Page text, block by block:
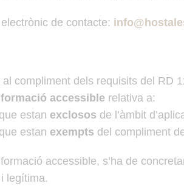
de contacte:
al compliment dels requisits del RD
accessible relativa a:
estan exclosos de l’àmbit
estan exempts del compliment
accessible, s’ha de
legítima.